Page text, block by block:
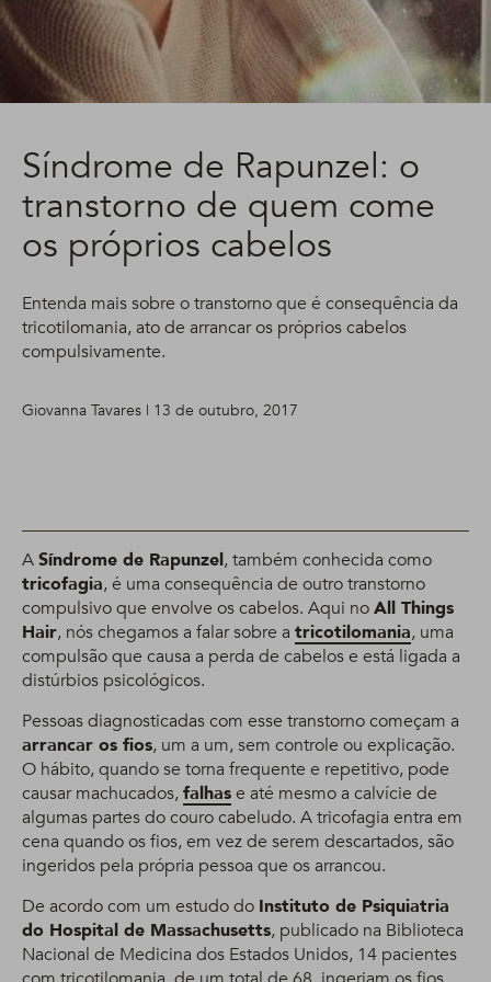
Síndrome de Rapunzel: o
transtorno de quem come
os próprios cabelos
Entenda mais sobre o transtorno que é consequência da
tricotilomania, ato de arrancar os próprios cabelos
compulsivamente.
Giovanna Tavares | 13 de outubro, 2017
ASíndrome de Rapunzel, também conhecida como
tricofagia, é uma consequência de outro transtorno
compulsivo que envolve os cabelos. Aqui noAll Things
Hair, nós chegamos a falar sobre a tricotilomania, uma
compulsão que causa a perda de cabelos e está ligada a
distúrbios psicológicos.
Pessoas diagnosticadas com esse transtorno começam a
arrancar os fios, um a um, sem controle ou explicação.
O hábito, quando se torna frequente e repetitivo, pode
causar machucados,falhase até mesmo a calvície de
algumas partes do couro cabeludo. A tricofagia entra em
cena quando os fios, em vez de serem descartados, são
ingeridos pela própria pessoa que os arrancou.
De acordo com um estudo do Instituto de Psiquiatria
do Hospital de Massachusetts, publicado na Biblioteca
Nacional de Medicina dos Estados Unidos, 14 pacientes